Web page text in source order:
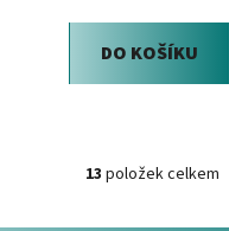
DO KOŠÍKU
O
13 položek celkem